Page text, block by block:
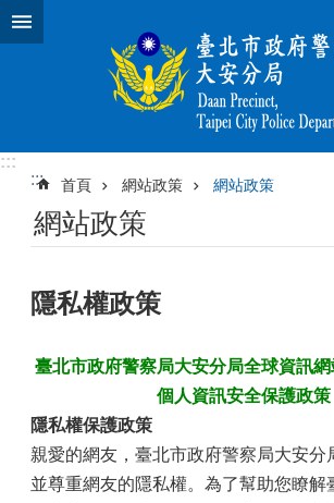
跳到主要內容區塊
:::
:::
首頁 網站政策 網站政策
網站政策
隱私權政策
臺北市政府警察局大安分局全球資訊
個人資訊安全保護政策
隱私權保護政策
親愛的網友，臺北市政府警察局大安分
並尊重網友的隱私權。為了幫助您瞭解